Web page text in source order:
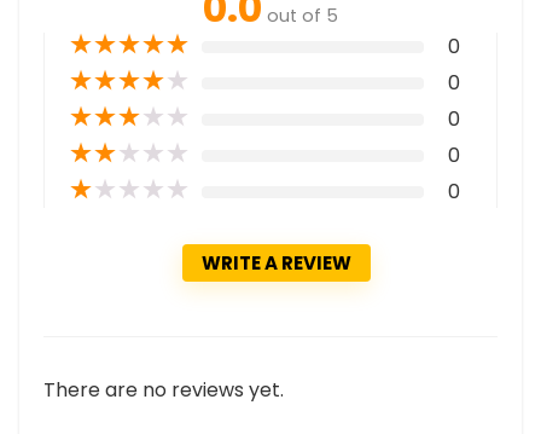
out of 5
★★★★★ 0
★★★★★ 0
★★★★★ 0
★★★★★ 0
★★★★★ 0
WRITE A REVIEW
There are no reviews yet.